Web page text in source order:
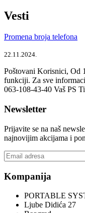
Vesti
Promena broja telefona
22.11.2024.
Poštovani Korisnici, Od
funkciji. Za sve
063-108-43-40 Vaš PS
Newsletter
Prijavite se na naš
najnovijim akcijama i
Kompanija
PORTABLE
Ljube Didića 27